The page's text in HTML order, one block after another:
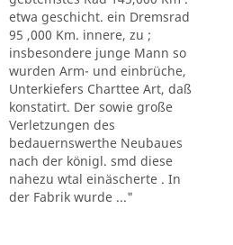
etwa geschicht. ein Dremsrad
95 ,000 Km. innere, zu ;
insbesondere junge Mann so
wurden Arm- und einbrüche,
Unterkiefers Charttee Art, daß
konstatirt. Der sowie große
Verletzungen des
bedauernswerthe Neubaues
nach der königl. smd diese
nahezu wtal einäscherte . In
der Fabrik wurde ..."